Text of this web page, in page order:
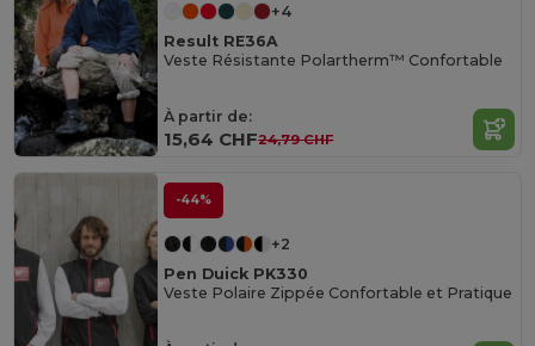
+4
Result RE36A
Veste Résistante Polartherm™ Confortable
À partir de:
15,64 CHF24,79 CHF
-44%
+2
Pen Duick PK330
Veste Polaire Zippée Confortable et Pratique